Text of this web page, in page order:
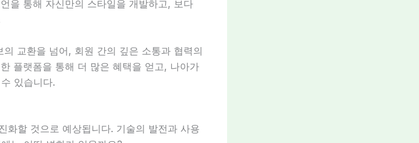
을 통해 자신만의 스타일을 개발하고, 보다
교환을 넘어, 회원 간의 깊은 소통과 협력의
플랫폼을 통해 더 많은 혜택을 얻고, 나아가
있습니다.
화할 것으로 예상됩니다. 기술의 발전과 사용